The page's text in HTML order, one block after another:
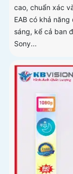
cao, chuẩn xác
EAB có khả
sáng, kể cả ban
Sony...